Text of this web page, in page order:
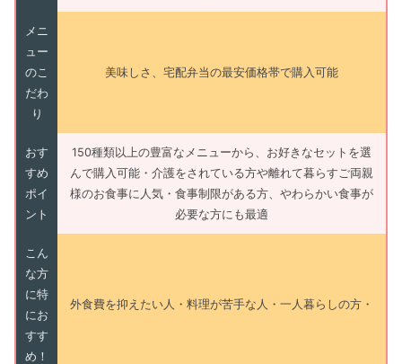
メニ
ュー
のこ
だわ
り
美味しさ、宅配弁当の最安価格帯で購入可能
おす
すめ
ポイ
ント
150種類以上の豊富なメニューから、お好きなセットを選
んで購入可能・介護をされている方や離れて暮らすご両親
様のお食事に人気・食事制限がある方、やわらかい食事が
必要な方にも最適
こん
な方
に特
にお
すす
め！
外食費を抑えたい人・料理が苦手な人・一人暮らしの方・